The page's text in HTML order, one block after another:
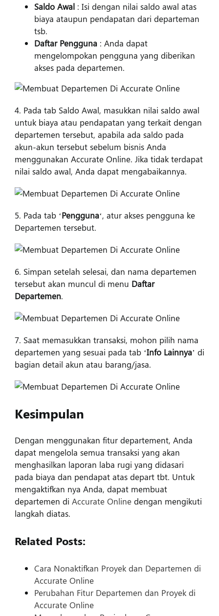
Saldo Awal : Isi dengan nilai saldo awal atas
biaya ataupun pendapatan dari departeman
tsb.
Daftar Pengguna : Anda dapat
mengelompokan pengguna yang diberikan
akses pada departemen.
4. Pada tab Saldo Awal, masukkan nilai saldo awal
untuk biaya atau pendapatan yang terkait dengan
departemen tersebut, apabila ada saldo pada
akun-akun tersebut sebelum bisnis Anda
menggunakan Accurate Online. Jika tidak terdapat
nilai saldo awal, Anda dapat mengabaikannya.
5. Pada tab ‘Pengguna‘, atur akses pengguna ke
Departemen tersebut.
6. Simpan setelah selesai, dan nama departemen
tersebut akan muncul di menu Daftar
Departemen.
7. Saat memasukkan transaksi, mohon pilih nama
departemen yang sesuai pada tab ‘Info Lainnya’ di
bagian detail akun atau barang/jasa.
Kesimpulan
Dengan menggunakan fitur departement, Anda
dapat mengelola semua transaksi yang akan
menghasilkan laporan laba rugi yang didasari
pada biaya dan pendapat atas depart tbt. Untuk
mengaktifkan nya Anda, dapat membuat
departemen di Accurate Online dengan mengikuti
langkah diatas.
Related Posts:
Cara Nonaktifkan Proyek dan Departemen di
Accurate Online
Perubahan Fitur Departemen dan Proyek di
Accurate Online